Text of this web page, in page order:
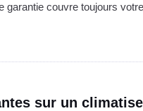
garantie couvre toujours
sur un